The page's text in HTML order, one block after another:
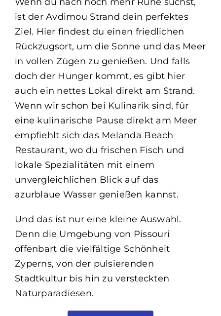
ist der Avdimou Strand dein perfektes
Ziel. Hier findest du einen friedlichen
Rückzugsort, um die Sonne und das Meer
in vollen Zügen zu genießen. Und falls
doch der Hunger kommt, es gibt hier
auch ein nettes Lokal direkt am Strand.
Wenn wir schon bei Kulinarik sind, für
eine kulinarische Pause direkt am Meer
empfiehlt sich das Melanda Beach
Restaurant, wo du frischen Fisch und
lokale Spezialitäten mit einem
unvergleichlichen Blick auf das
azurblaue Wasser genießen kannst.
Und das ist nur eine kleine Auswahl.
Denn die Umgebung von Pissouri
offenbart die vielfältige Schönheit
Zyperns, von der pulsierenden
Stadtkultur bis hin zu versteckten
Naturparadiesen.